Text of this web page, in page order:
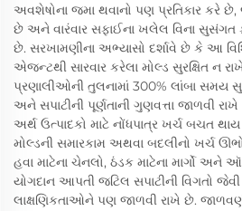
અવશેષોના જમા થવાનો પણ પ્રતિકાર કરે છે,
છે અને વારંવાર સફાઈના ખલેલ વિના સુસંગત
છે. સરખામણીના અભ્યાસો દર્શાવે છે કે આ
એજન્ટથી સારવાર કરેલા મોલ્ડ સુરક્ષિત ન
પ્રણાલીઓની તુલનામાં 300% લાંબા સમય
અને સપાટીની પૂર્ણતાની ગુણવત્તા જાળવી
અર્થ ઉત્પાદકો માટે નોંધપાત્ર ખર્ચ બચત
મોલ્ડની સમારકામ અથવા બદલીનો ખર્ચ
હવા માટેના ચેનલો, ઠંડક માટેના માર્ગો અને
યોગદાન આપતી જટિલ સપાટીની વિગતો
લાક્ષણિકતાઓને પણ જાળવી રાખે છે.